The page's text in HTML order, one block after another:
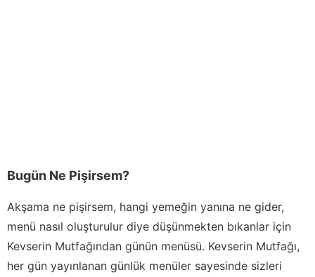
Bugün Ne Pişirsem?
Akşama ne pişirsem, hangi yemeğin yanına ne gider,
menü nasıl oluşturulur diye düşünmekten bıkanlar için
Kevserin Mutfağından günün menüsü. Kevserin Mutfağı,
her gün yayınlanan günlük menüler sayesinde sizleri